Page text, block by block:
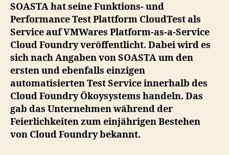
SOASTA hat seine Funktions- und
Performance Test Plattform CloudTest als
Service auf VMWares Platform-as-a-Service
Cloud Foundry veröffentlicht. Dabei wird es
sich nach Angaben von SOASTA um den
ersten und ebenfalls einzigen
automatisierten Test Service innerhalb des
Cloud Foundry Ökoysystems handeln. Das
gab das Unternehmen während der
Feierlichkeiten zum einjährigen Bestehen
von Cloud Foundry bekannt.